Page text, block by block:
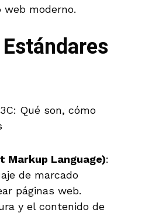
moderno.
Markup Language):
de marcado
páginas web.
y el contenido de